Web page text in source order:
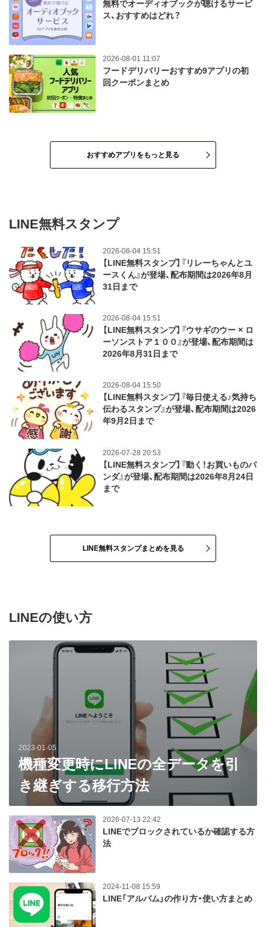
無料でオーディオブックが聴けるサービ
ス、おすすめはどれ？
2026-08-01 11:07
フードデリバリーおすすめ9アプリの初
回クーポンまとめ
おすすめアプリをもっと見る
LINE無料スタンプ
2026-08-04 15:51
【LINE無料スタンプ】『リレーちゃんとユ
ースくん』が登場、配布期間は2026年8月
31日まで
2026-08-04 15:51
【LINE無料スタンプ】『ウサギのウー × ロ
ーソンストア１００』が登場、配布期間は
2026年8月31日まで
2026-08-04 15:50
【LINE無料スタンプ】『毎日使える♪気持ち
伝わるスタンプ』が登場、配布期間は2026
年9月2日まで
2026-07-28 20:53
【LINE無料スタンプ】『動く！お買いものパ
ンダ』が登場、配布期間は2026年8月24日
まで
LINE無料スタンプまとめを見る
LINEの使い方
2023-01-05
機種変更時にLINEの全データを引
き継ぎする移行方法
2026-07-13 22:42
LINEでブロックされているか確認する方
法
2024-11-08 15:59
LINE「アルバム」の作り方・使い方まとめ